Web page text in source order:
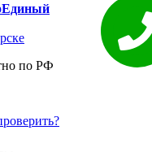
Единый
по РФ